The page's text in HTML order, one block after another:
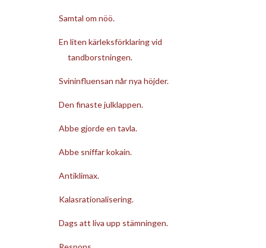
Samtal om nöö.
En liten kärleksförklaring vid
tandborstningen.
Svininfluensan når nya höjder.
Den finaste julklappen.
Abbe gjorde en tavla.
Abbe sniffar kokain.
Antiklimax.
Kalasrationalisering.
Dags att liva upp stämningen.